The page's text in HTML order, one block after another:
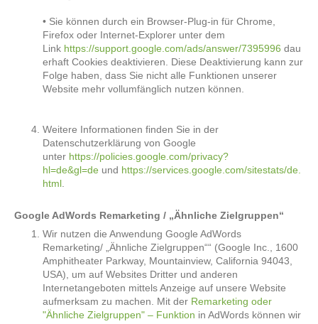
• Sie können durch ein Browser-Plug-in für Chrome,
Firefox oder Internet-Explorer unter dem
Link https://support.google.com/ads/answer/7395996 dau
erhaft Cookies deaktivieren. Diese Deaktivierung kann zur
Folge haben, dass Sie nicht alle Funktionen unserer
Website mehr vollumfänglich nutzen können.
Weitere Informationen finden Sie in der
Datenschutzerklärung von Google
unter https://policies.google.com/privacy?
hl=de&gl=de und https://services.google.com/sitestats/de.
html
Google AdWords Remarketing / „Ähnliche Zielgruppen“
Wir nutzen die Anwendung Google AdWords
Remarketing/ „Ähnliche Zielgruppen““ (Google Inc., 1600
Amphitheater Parkway, Mountainview, California 94043,
USA), um auf Websites Dritter und anderen
Internetangeboten mittels Anzeige auf unsere Website
aufmerksam zu machen. Mit der Remarketing oder
"Ähnliche Zielgruppen" – Funktion in AdWords können wir